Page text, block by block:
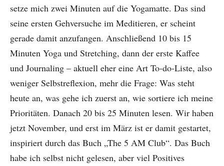
setze mich zwei Minuten auf die Yogamatte. Das sind
seine ersten Gehversuche im Meditieren, er scheint
gerade damit anzufangen. Anschließend 10 bis 15
Minuten Yoga und Stretching, dann der erste Kaffee
und Journaling – aktuell eher eine Art To-do-Liste, also
weniger Selbstreflexion, mehr die Frage: Was steht
heute an, was gehe ich zuerst an, wie sortiere ich meine
Prioritäten. Danach 20 bis 25 Minuten lesen. Wir haben
jetzt November, und erst im März ist er damit gestartet,
inspiriert durch das Buch „The 5 AM Club“. Das Buch
habe ich selbst nicht gelesen, aber viel Positives